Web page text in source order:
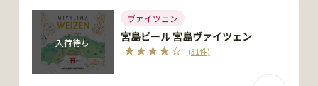
入荷待ち
ヴァイツェン
宮島ビール 宮島ヴァイツェン
(31件)